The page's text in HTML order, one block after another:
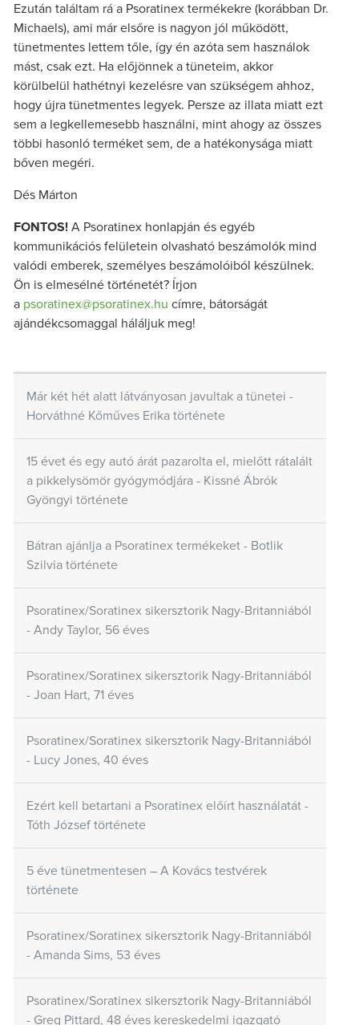
Ezután találtam rá a Psoratinex termékekre (korábban Dr.
Michaels), ami már elsőre is nagyon jól működött,
tünetmentes lettem tőle, így én azóta sem használok
mást, csak ezt. Ha előjönnek a tüneteim, akkor
körülbelül hathétnyi kezelésre van szükségem ahhoz,
hogy újra tünetmentes legyek. Persze az illata miatt ezt
sem a legkellemesebb használni, mint ahogy az összes
többi hasonló terméket sem, de a hatékonysága miatt
bőven megéri.
Dés Márton
FONTOS! A Psoratinex honlapján és egyéb
kommunikációs felületein olvasható beszámolók mind
valódi emberek, személyes beszámolóiból készülnek.
Ön is elmesélné történetét? Írjon
a psoratinex@psoratinex.hu címre, bátorságát
ajándékcsomaggal háláljuk meg!
Már két hét alatt látványosan javultak a tünetei -
Horváthné Kőműves Erika története
15 évet és egy autó árát pazarolta el, mielőtt rátalált
a pikkelysömör gyógymódjára - Kissné Ábrók
Gyöngyi története
Bátran ajánlja a Psoratinex termékeket - Botlik
Szilvia története
Psoratinex/Soratinex sikersztorik Nagy-Britanniából
- Andy Taylor, 56 éves
Psoratinex/Soratinex sikersztorik Nagy-Britanniából
- Joan Hart, 71 éves
Psoratinex/Soratinex sikersztorik Nagy-Britanniából
- Lucy Jones, 40 éves
Ezért kell betartani a Psoratinex előírt használatát -
Tóth József története
5 éve tünetmentesen – A Kovács testvérek
története
Psoratinex/Soratinex sikersztorik Nagy-Britanniából
- Amanda Sims, 53 éves
Psoratinex/Soratinex sikersztorik Nagy-Britanniából
- Greg Pittard, 48 éves kereskedelmi igazgató